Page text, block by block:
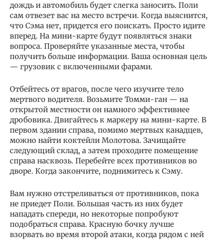
дождь и автомобиль будет слегка заносить. Поли
сам отвезет вас на место встречи. Когда выяснится,
что Сэма нет, придется его поискать. Просто идите
вперед. На мини-карте будут появляться знаки
вопроса. Проверяйте указанные места, чтобы
получить больше информации. Ваша основная цель
— грузовик с включенными фарами.
Отбейтесь от врагов, после чего изучите тело
мертвого водителя. Возьмите Томми-ган — на
открытой местности он намного эффективнее
дробовика. Двигайтесь к маркеру на мини-карте. В
первом здании справа, помимо мертвых канадцев,
можно найти коктейли Молотова. Зачищайте
следующий склад, а затем проходите помещение
справа насквозь. Перебейте всех противников во
дворе. Когда закончите, поднимитесь к Сэму.
Вам нужно отстреливаться от противников, пока
не приедет Поли. Большая часть из них будет
нападать спереди, но некоторые попробуют
подобраться справа. Красную бочку лучше
взорвать во время второй атаки, когда рядом с ней